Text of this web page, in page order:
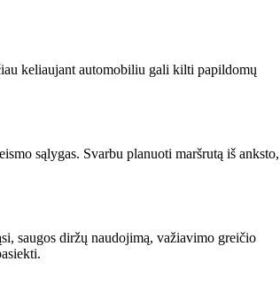
keliaujant automobiliu gali kilti papildomų
sąlygas. Svarbu planuoti maršrutą iš anksto,
saugos diržų naudojimą, važiavimo greičio